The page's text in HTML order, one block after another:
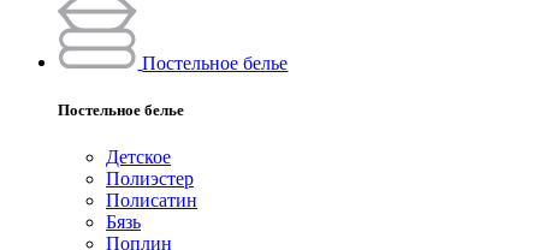
Постельное белье
Постельное белье
Детское
Полиэстeр
Полисатин
Бязь
Поплин